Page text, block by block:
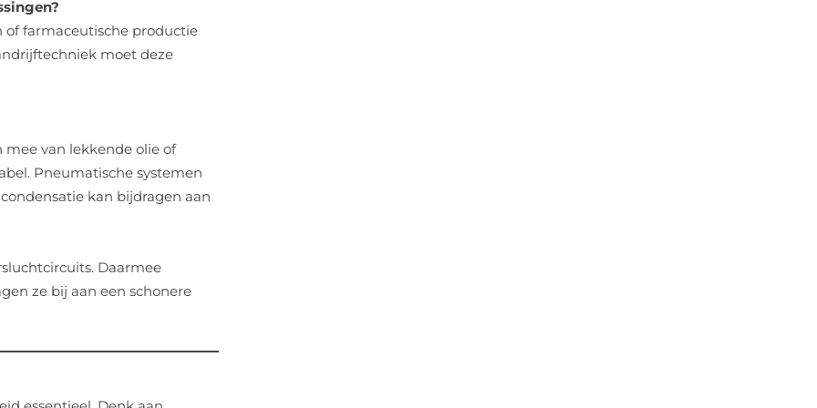
farmaceutische productie
moet deze
van lekkende olie of
Pneumatische systemen
kan bijdragen aan
Daarmee
ze bij aan een schonere